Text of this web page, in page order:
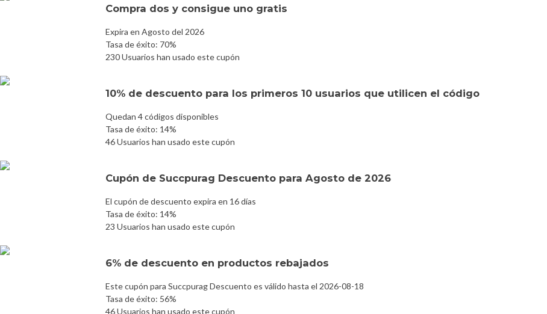
Compra dos y consigue uno gratis
Expira en Agosto del 2026
Tasa de éxito: 70%
230 Usuarios han usado este cupón
10% de descuento para los primeros 10 usuarios que utilicen el código
Quedan 4 códigos disponibles
Tasa de éxito: 14%
46 Usuarios han usado este cupón
Cupón de Succpurag Descuento para Agosto de 2026
El cupón de descuento expira en 16 días
Tasa de éxito: 14%
23 Usuarios han usado este cupón
6% de descuento en productos rebajados
Este cupón para Succpurag Descuento es válido hasta el 2026-08-18
Tasa de éxito: 56%
46 Usuarios han usado este cupón